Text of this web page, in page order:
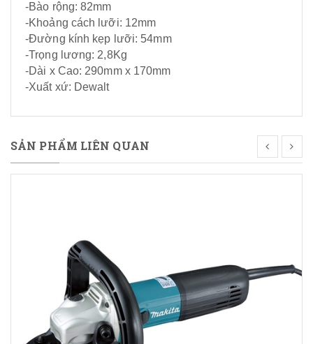
-Bào rộng: 82mm
-Khoảng cách lưỡi: 12mm
-Đường kính kẹp lưỡi: 54mm
-Trọng lương: 2,8Kg
-Dài x Cao: 290mm x 170mm
-Xuất xứ: Dewalt
SẢN PHẨM LIÊN QUAN